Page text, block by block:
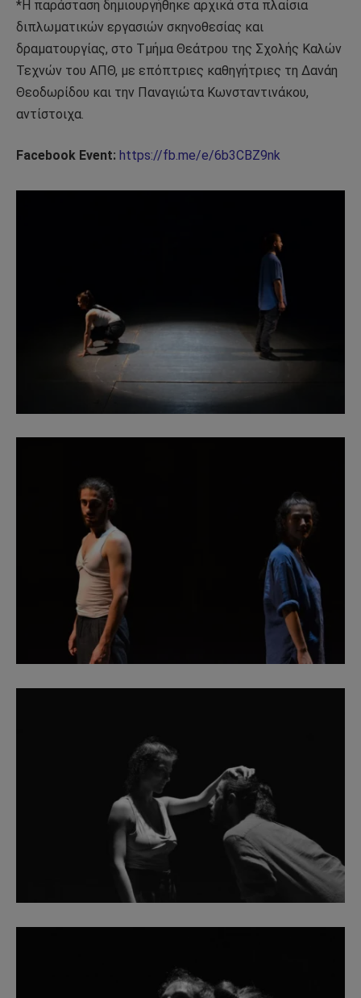
*Η παράσταση δημιουργήθηκε αρχικά στα πλαίσια
διπλωματικών εργασιών σκηνοθεσίας και
δραματουργίας, στο Τμήμα Θεάτρου της Σχολής Καλών
Τεχνών του ΑΠΘ, με επόπτριες καθηγήτριες τη Δανάη
Θεοδωρίδου και την Παναγιώτα Κωνσταντινάκου,
αντίστοιχα.
Facebook Event: https://fb.me/e/6b3CBZ9nk